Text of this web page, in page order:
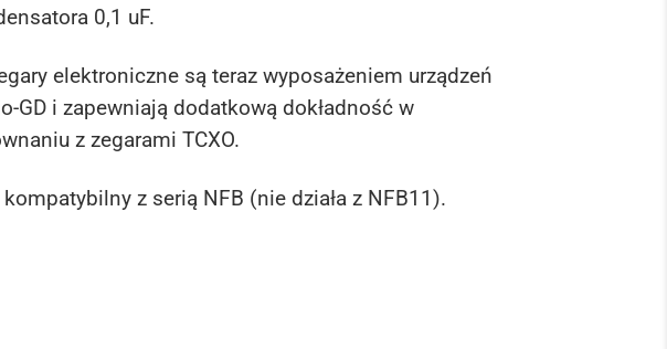
0,1 uF.
elektroniczne są teraz wyposażeniem urządzeń
GD i zapewniają dodatkową dokładność w
z zegarami TCXO.
z serią NFB (nie działa z NFB11).